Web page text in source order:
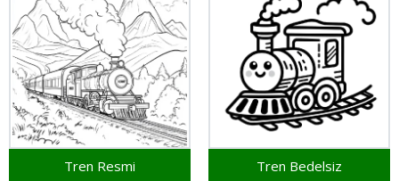
Tren Resmi Tren Bedelsiz